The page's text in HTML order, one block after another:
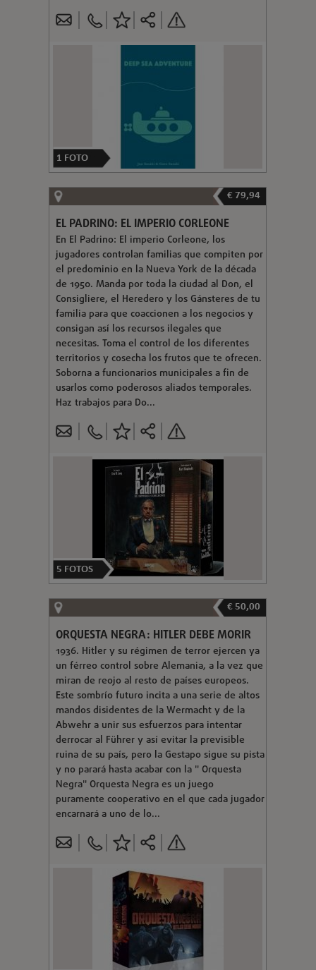
1 FOTO
€ 79,94
EL PADRINO: EL IMPERIO CORLEONE
En El Padrino: El imperio Corleone, los
jugadores controlan familias que compiten por
el predominio en la Nueva York de la década
de 1950. Manda por toda la ciudad al Don, el
Consigliere, el Heredero y los Gánsteres de tu
familia para que coaccionen a los negocios y
consigan así los recursos ilegales que
necesitas. Toma el control de los diferentes
territorios y cosecha los frutos que te ofrecen.
Soborna a funcionarios municipales a fin de
usarlos como poderosos aliados temporales.
Haz trabajos para Do...
5 FOTOS
€ 50,00
ORQUESTA NEGRA: HITLER DEBE MORIR
1936. Hitler y su régimen de terror ejercen ya
un férreo control sobre Alemania, a la vez que
miran de reojo al resto de países europeos.
Este sombrío futuro incita a una serie de altos
mandos disidentes de la Wermacht y de la
Abwehr a unir sus esfuerzos para intentar
derrocar al Führer y así evitar la previsible
ruina de su país, pero la Gestapo sigue su pista
y no parará hasta acabar con la " Orquesta
Negra" Orquesta Negra es un juego
puramente cooperativo en el que cada jugador
encarnará a uno de lo...